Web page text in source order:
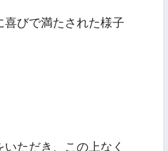
びで満たされた様子
ただき、この上なく